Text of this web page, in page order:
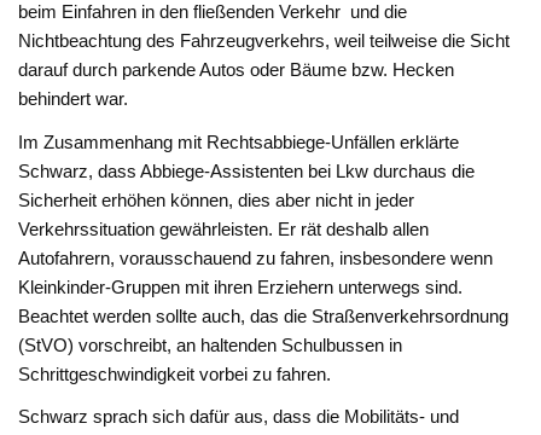
beim Einfahren in den fließenden Verkehr und die
Nichtbeachtung des Fahrzeugverkehrs, weil teilweise die Sicht
darauf durch parkende Autos oder Bäume bzw. Hecken
behindert war.
Im Zusammenhang mit Rechtsabbiege-Unfällen erklärte
Schwarz, dass Abbiege-Assistenten bei Lkw durchaus die
Sicherheit erhöhen können, dies aber nicht in jeder
Verkehrssituation gewährleisten. Er rät deshalb allen
Autofahrern, vorausschauend zu fahren, insbesondere wenn
Kleinkinder-Gruppen mit ihren Erziehern unterwegs sind.
Beachtet werden sollte auch, das die Straßenverkehrsordnung
(StVO) vorschreibt, an haltenden Schulbussen in
Schrittgeschwindigkeit vorbei zu fahren.
Schwarz sprach sich dafür aus, dass die Mobilitäts- und